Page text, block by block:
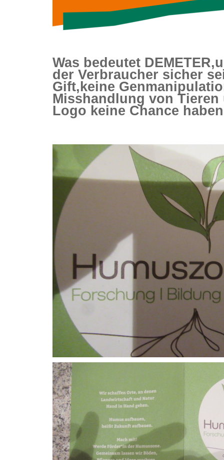
Was bedeutet
der Verbraucher sicher
Gift,keine
Misshandlung von Tieren
Logo keine Chance